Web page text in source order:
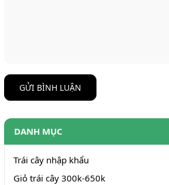
GỬI BÌNH LUẬN
DANH MỤC
Trái cây nhập khẩu
Giỏ trái cây 300k-650k